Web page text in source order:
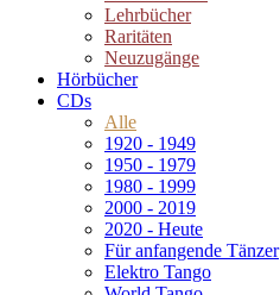
Lehrbücher
Raritäten
Neuzugänge
Hörbücher
CDs
Alle
1920 - 1949
1950 - 1979
1980 - 1999
2000 - 2019
2020 - Heute
Für anfangende Tänzer
Elektro Tango